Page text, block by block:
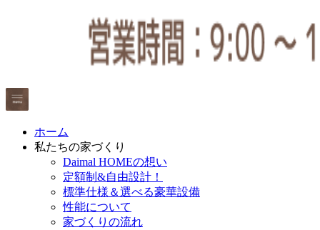
ホーム
私たちの家づくり
Daimal HOMEの想い
定額制&自由設計！
標準仕様＆選べる豪華設備
性能について
家づくりの流れ